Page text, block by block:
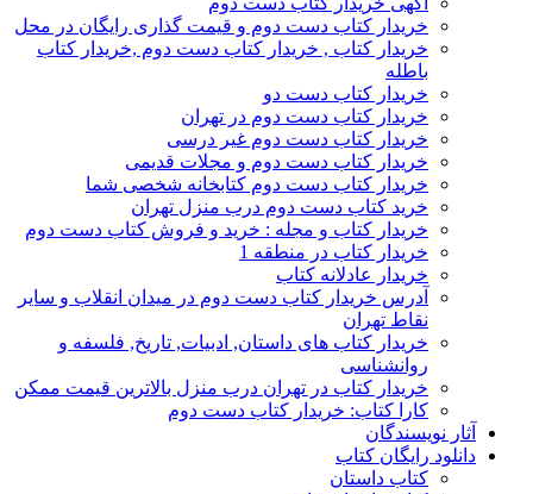
خریدار کتاب دست دوم و قیمت گذاری رایگان در محل
خریدار کتاب , خریدار کتاب دست دوم ,خریدار کتاب
باطله
خریدار کتاب دست دو
خریدار کتاب دست دوم در تهران
خریدار کتاب دست دوم غیر درسی
خریدار کتاب دست دوم و مجلات قدیمی
خریدار کتاب دست دوم کتابخانه شخصی شما
خرید کتاب دست دوم درب منزل تهران
خریدار کتاب و مجله : خرید و فروش کتاب دست دوم
خریدار کتاب در منطقه 1
خریدار عادلانه کتاب
آدرس خریدار کتاب دست دوم در میدان انقلاب و سایر
نقاط تهران
خریدار کتاب های داستان, ادبیات, تاریخ, فلسفه و
روانشناسی
خریدار کتاب در تهران درب منزل بالاترین قیمت ممکن
کارا کتاب: خریدار کتاب دست دوم
آثار نویسندگان
دانلود رایگان کتاب
کتاب داستان